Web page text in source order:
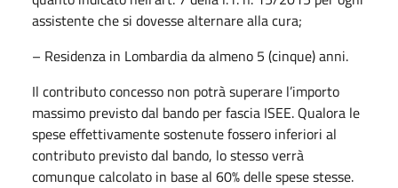
assistente che si dovesse alternare alla cura;
– Residenza in Lombardia da almeno 5 (cinque) anni.
Il contributo concesso non potrà superare l’importo
massimo previsto dal bando per fascia ISEE. Qualora le
spese effettivamente sostenute fossero inferiori al
contributo previsto dal bando, lo stesso verrà
comunque calcolato in base al 60% delle spese stesse.